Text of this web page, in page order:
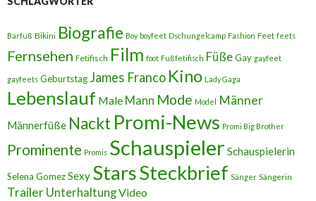
Barfuß Bikini Biografie Boy boyfeet Dschungelcamp Fashion Feet feets
Fernsehen Fetifisch Film foot Fußfetifisch FüßeGay gayfeet
gayfeets Geburtstag James Franco Kino Lady Gaga
Lebenslauf Male Mann Mode Model Männer
Männerfüße Nackt Promi-News Promi Big Brother
Prominente Promis Schauspieler Schauspielerin
Selena GomezSexy StarsSteckbrief Sänger Sängerin
Trailer UnterhaltungVideo